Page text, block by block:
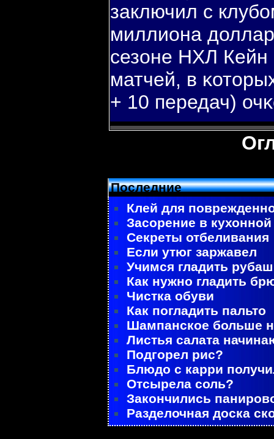
заключил с
миллиона
сезоне НХЛ Кейн
матчей, в
+ 10 передач)
Последние
Клей для
Засорение в
Секреты отбеливания
Если утюг заржавел
Учимся гладить
Как нужно гладить
Чистка обуви
Как погладить пальто
Шампанское больше
Листья салата
Подгорел рис?
Блюдо с карри
Отсырела соль?
Закончились
Разделочная доска